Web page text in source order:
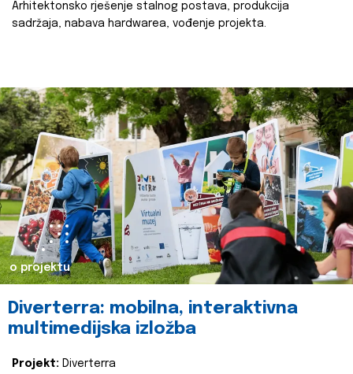
Arhitektonsko rješenje stalnog postava, produkcija
sadržaja, nabava hardwarea, vođenje projekta.
o projektu
Diverterra: mobilna, interaktivna
multimedijska izložba
Projekt: Diverterra